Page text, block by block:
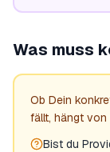
Was muss
Ob Dein
fällt, hängt von
Bist du